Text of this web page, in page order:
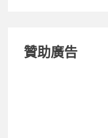
贊助廣告